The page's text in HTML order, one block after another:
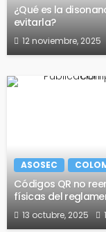
¿Qué es la
evitarla?
12 noviembre, 2025
ASOSEC
Códigos QR no
físicas del
13 octubre, 2025